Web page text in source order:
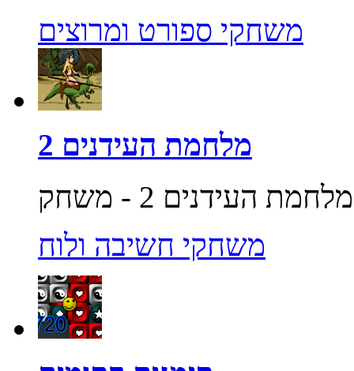
משחקי ספורט ומרוצים
מלחמת העידנים 2
משחקי חשיבה ולוח